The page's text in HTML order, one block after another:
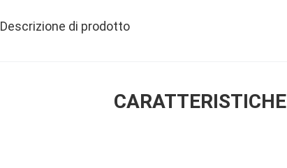
Descrizione di prodotto
CARATTERISTICHE